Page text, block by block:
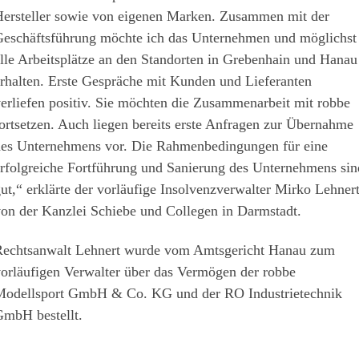
sowie von eigenen Marken. Zusammen mit der
möchte ich das Unternehmen und möglichst
Arbeitsplätze an den Standorten in Grebenhain und Hanau
Erste Gespräche mit Kunden und Lieferanten
positiv. Sie möchten die Zusammenarbeit mit robbe
Auch liegen bereits erste Anfragen zur Übernahme
Unternehmens vor. Die Rahmenbedingungen für eine
Fortführung und Sanierung des Unternehmens
erklärte der vorläufige Insolvenzverwalter Mirko Lehnert
der Kanzlei Schiebe und Collegen in Darmstadt.
Lehnert wurde vom Amtsgericht Hanau zum
Verwalter über das Vermögen der robbe
GmbH & Co. KG und der RO Industrietechnik
bestellt.